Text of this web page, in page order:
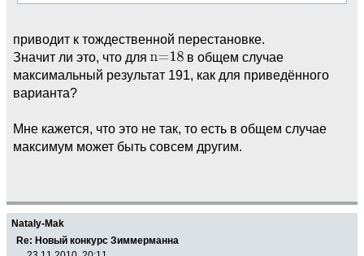
приводит к тождественной перестановке.
Значит ли это, что для
в общем случае
максимальный результат 191, как для приведённого
варианта?
Мне кажется, что это не так, то есть в общем случае
максимум может быть совсем другим.
Nataly-Mak
Re: Новый конкурс Зиммерманна